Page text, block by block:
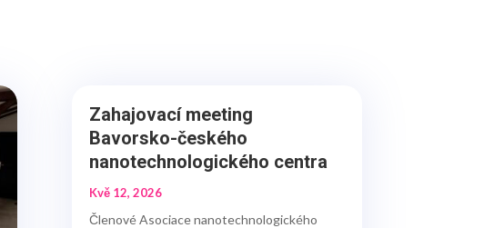
Zahajovací meeting
Bavorsko-českého
nanotechnologického centra
Kvě 12, 2026
Členové Asociace nanotechnologického